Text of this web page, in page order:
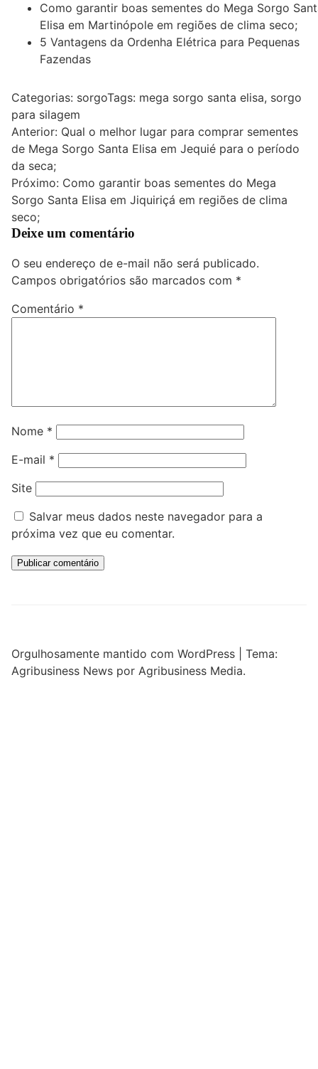
Como garantir boas sementes do Mega Sorgo
Elisa em Martinópole em regiões de clima seco;
5 Vantagens da Ordenha Elétrica para Pequenas
Fazendas
Categorias: sorgoTags: mega sorgo santa elisa, sorgo
para silagem
Navegação
de
Post
Anterior: Qual o melhor lugar para comprar sementes
de Mega Sorgo Santa Elisa em Jequié para o período
da seca;
Próximo: Como garantir boas sementes do Mega
Sorgo Santa Elisa em Jiquiriçá em regiões de clima
seco;
Deixe um comentário
O seu endereço de e-mail não será publicado.
Campos obrigatórios são marcados com *
Comentário *
Nome *
E-mail *
Site
Salvar meus dados neste navegador para a
próxima vez que eu comentar.
Orgulhosamente mantido com WordPress
Tema:
Agribusiness News por Agribusiness Media.